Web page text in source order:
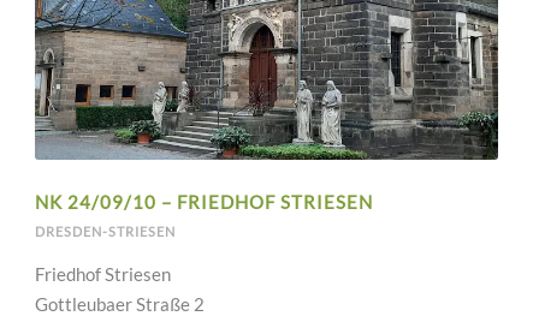
NK 24/09/10 – FRIEDHOF STRIESEN
DRESDEN-STRIESEN
Friedhof Striesen
Gottleubaer Straße 2